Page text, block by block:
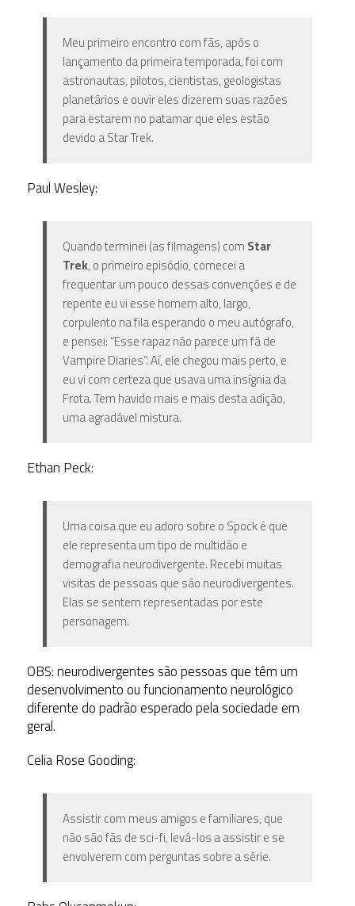
Meu primeiro encontro com fãs, após o
lançamento da primeira temporada, foi com
astronautas, pilotos, cientistas, geologistas
planetários e ouvir eles dizerem suas razões
para estarem no patamar que eles estão
devido a Star Trek.
Paul Wesley:
Quando terminei (as filmagens) com Star
Trek, o primeiro episódio, comecei a
frequentar um pouco dessas convenções e de
repente eu vi esse homem alto, largo,
corpulento na fila esperando o meu autógrafo,
e pensei: “Esse rapaz não parece um fã de
Vampire Diaries”. Aí, ele chegou mais perto, e
eu vi com certeza que usava uma insígnia da
Frota. Tem havido mais e mais desta adição,
uma agradável mistura.
Ethan Peck:
Uma coisa que eu adoro sobre o Spock é que
ele representa um tipo de multidão e
demografia neurodivergente. Recebi muitas
visitas de pessoas que são neurodivergentes.
Elas se sentem representadas por este
personagem.
OBS: neurodivergentes são pessoas que têm um
desenvolvimento ou funcionamento neurológico
diferente do padrão esperado pela sociedade em
geral.
Celia Rose Gooding:
Assistir com meus amigos e familiares, que
não são fãs de sci-fi, levá-los a assistir e se
envolverem com perguntas sobre a série.